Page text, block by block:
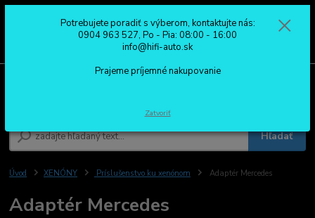
Hľadať
0904 963 527
Po - Pia: 08:00 - 16:00
Úvod XENÓNY Príslušenstvo ku xenónom Adaptér Mercedes
Adaptér Mercedes
Potrebujete poradiť s výberom, kontaktujte nás:
0904 963 527, Po - Pia: 08:00 - 16:00
info@hifi-auto.sk
Prajeme príjemné nakupovanie
Zatvoriť